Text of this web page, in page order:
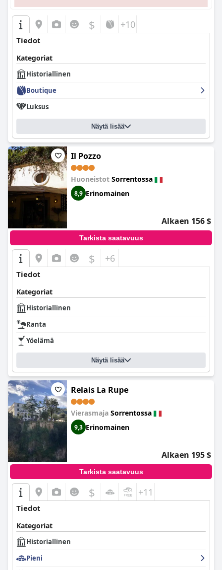
$ +10
Tiedot
Kategoriat
Historiallinen
Boutique
Luksus
Näytä lisää
Il Pozzo
Huoneistot Sorrentossa
8,9 Erinomainen
Alkaen 156 $
Tarkista saatavuus
$ +6
Tiedot
Kategoriat
Historiallinen
Ranta
Yöelämä
Näytä lisää
Relais La Rupe
Vierasmaja Sorrentossa
9,3 Erinomainen
Alkaen 195 $
Tarkista saatavuus
$ +11
Tiedot
Kategoriat
Historiallinen
Pieni